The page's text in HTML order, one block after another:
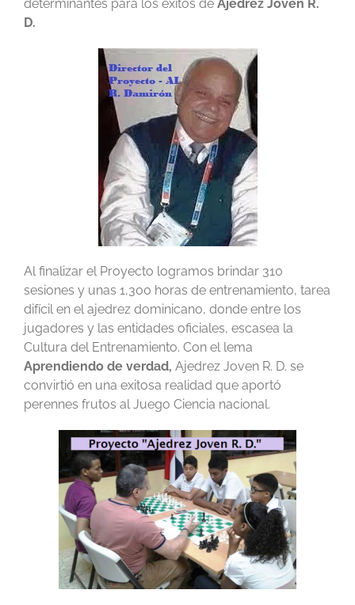
determinantes para los éxitos de Ajedrez Joven R.
D.
Al finalizar el Proyecto logramos brindar 310
sesiones y unas 1,300 horas de entrenamiento, tarea
difícil en el ajedrez dominicano, donde entre los
jugadores y las entidades oficiales, escasea la
Cultura del Entrenamiento. Con el lema
Aprendiendo de verdad, Ajedrez Joven R. D. se
convirtió en una exitosa realidad que aportó
perennes frutos al Juego Ciencia nacional.